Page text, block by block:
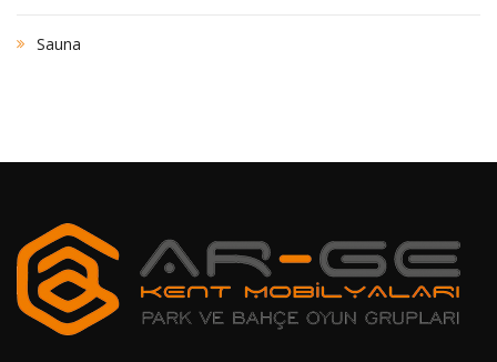
Sauna